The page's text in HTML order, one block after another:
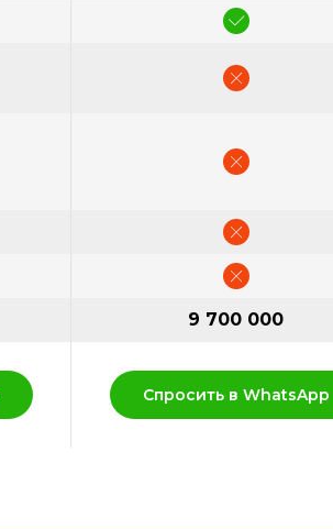
9 700 000
Спросить в WhatsApp